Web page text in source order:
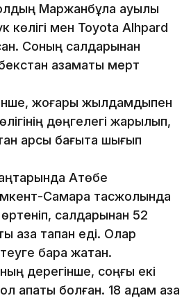
Маржанбұлақ ауылы
көлігі мен Toyota Аlhpard
Соның салдарынан
азаматы мерт
жоғары жылдамдықпен
дөңгелегі жарылып,
қарсы бағытқа шығып
Ақтөбе
Самара тасжолында
салдарынан 52
қаза тапқан еді. Олар
бара жатқан.
дерегінше, соңғы екі
апаты болған. 18 адам қаза